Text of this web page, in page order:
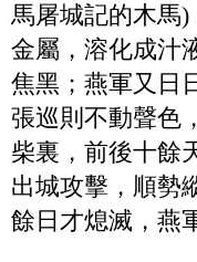
馬屠城記的木馬
金屬，溶化成汁
焦黑；燕軍又日
張巡則不動聲色
柴裏，前後十餘
出城攻擊，順勢
餘日才熄滅，燕